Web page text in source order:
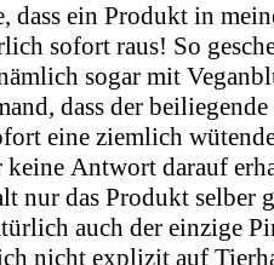
dass ein Produkt in
sofort raus! So
sogar mit
dass der beiliegende
eine ziemlich
keine Antwort darauf
nur das Produkt selber
auch der einzige
nicht explizit auf